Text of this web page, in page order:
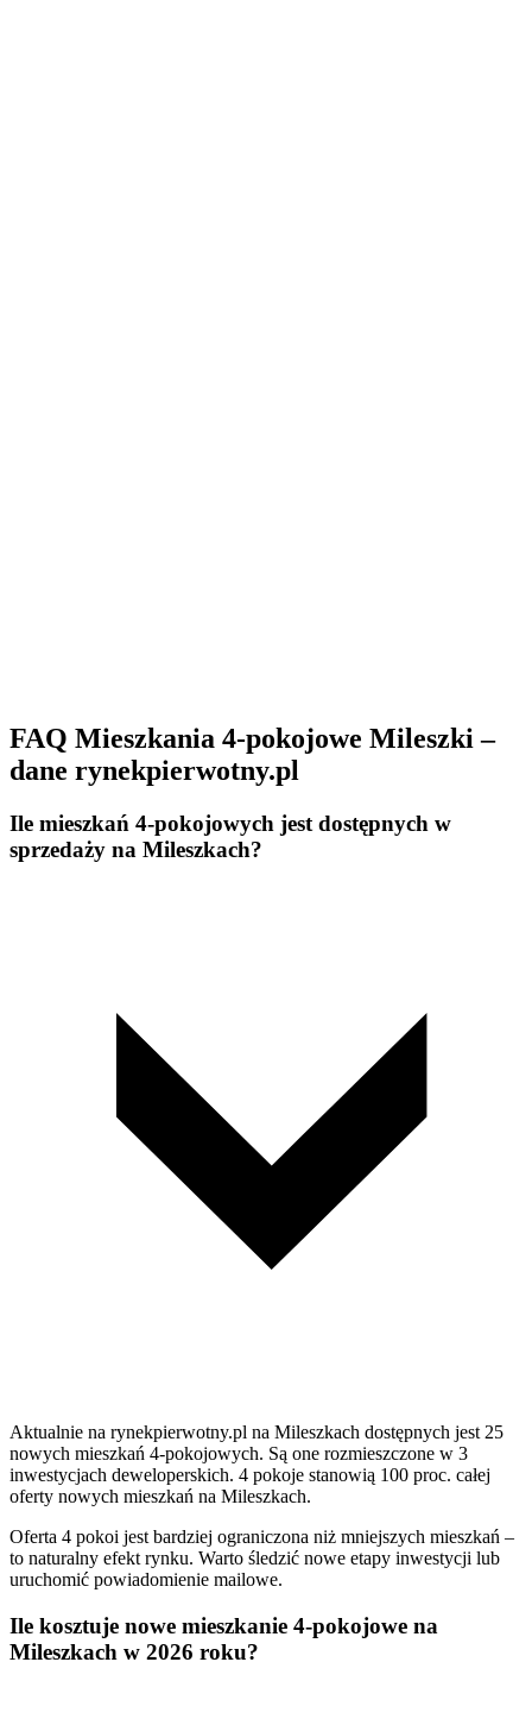
FAQ Mieszkania 4-pokojowe Mileszki –
dane rynekpierwotny.pl
Ile mieszkań 4-pokojowych jest dostępnych w
sprzedaży na Mileszkach?
Aktualnie na rynekpierwotny.pl na Mileszkach dostępnych jest 25
nowych mieszkań 4-pokojowych. Są one rozmieszczone w 3
inwestycjach deweloperskich. 4 pokoje stanowią 100 proc. całej
oferty nowych mieszkań na Mileszkach.
Oferta 4 pokoi jest bardziej ograniczona niż mniejszych mieszkań –
to naturalny efekt rynku. Warto śledzić nowe etapy inwestycji lub
uruchomić powiadomienie mailowe.
Ile kosztuje nowe mieszkanie 4-pokojowe na
Mileszkach w 2026 roku?